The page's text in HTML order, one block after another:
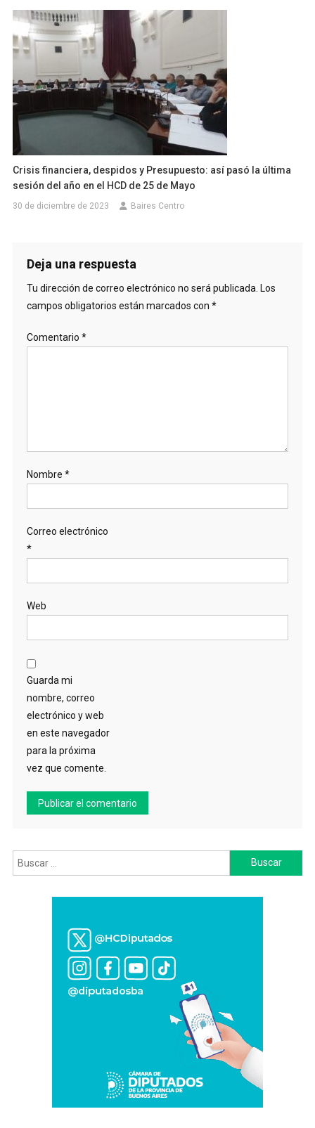
Crisis financiera, despidos y Presupuesto: así pasó la última
sesión del año en el HCD de 25 de Mayo
30 de diciembre de 2023 Baires Centro
Deja una respuesta
Tu dirección de correo electrónico no será publicada. Los
campos obligatorios están marcados con *
Comentario *
Nombre *
Correo electrónico
*
Web
Guarda mi
nombre, correo
electrónico y web
en este navegador
para la próxima
vez que comente.
Buscar: